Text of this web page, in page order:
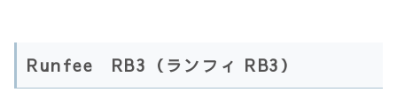
Runfee RB3（ランフィ RB3）